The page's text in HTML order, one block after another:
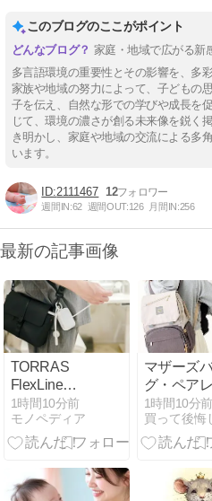
このブログのここがポイント
家庭・地域で広がる新
多言語環境の重要性とその影響を、多
家族や地域の努力によって、子どもの
子を伝え、自然な形での学びや成長を
じて、環境の濃さが創る未来像を鋭く
き明かし、家庭や地域の交流による多
います。
2111467 12
週間IN:62 週間OUT:126 月間IN:256
最新の記事画像
TORRAS
FlexLine
PearlGo レビ
ュー／カラビ
ナ×巻き取り
ち運びが変わ
るモバイルバ
1時間10分前
モノペディア
マザーズ
グ・ペア
ツリュック
【もう迷
い！悩ま
い！】お
めアイテ
1時間10分前